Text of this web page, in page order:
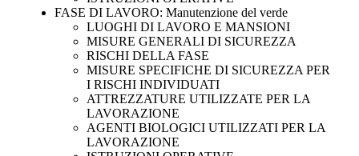
FASE DI LAVORO: Manutenzione del verde
LUOGHI DI LAVORO E MANSIONI
MISURE GENERALI DI SICUREZZA
RISCHI DELLA FASE
MISURE SPECIFICHE DI SICUREZZA PER
I RISCHI INDIVIDUATI
ATTREZZATURE UTILIZZATE PER LA
LAVORAZIONE
AGENTI BIOLOGICI UTILIZZATI PER LA
LAVORAZIONE